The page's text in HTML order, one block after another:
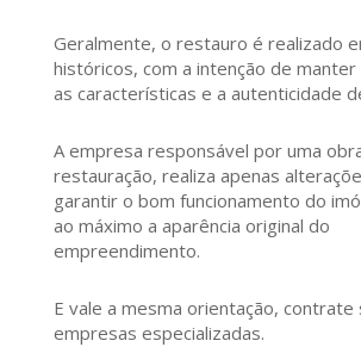
Geralmente, o restauro é realizado
históricos, com a intenção de
as características e a autenticidade
A empresa responsável por uma
restauração, realiza apenas
garantir o bom funcionamento do
ao máximo a aparência original do
empreendimento.
E vale a mesma orientação, contrate
empresas especializadas.